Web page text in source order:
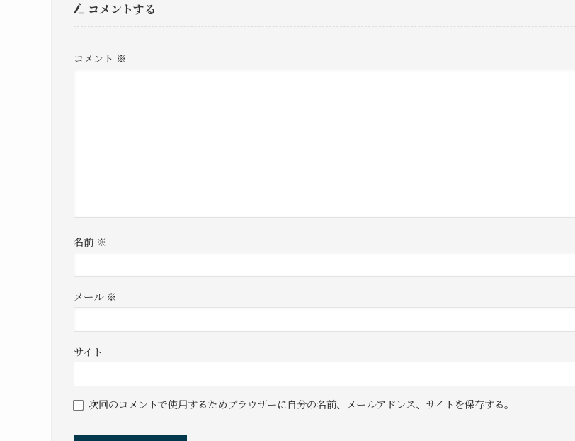
コメントする
コメント ※
名前 ※
メール ※
サイト
次回のコメントで使用するためブラウザーに自分の名前、メールアドレス、サイトを保存する。